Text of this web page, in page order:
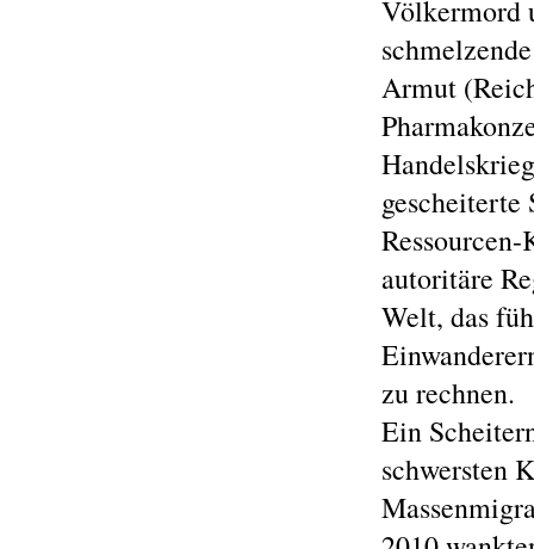
Völkermord
Armut
gescheiterte
autoritäre
Welt, das
zu rechnen.
Ein
schwersten